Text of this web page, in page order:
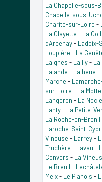
La Chapelle-sous-
Chapelle-sous-
Charité-sur-Loire -
La Clayette - La
d'Arcenay- Ladoix-
Loupière - La
Laignes - Lailly-
Lalande - Lalheue -
Marche -
sur-Loire - La
Langeron - La
Lanty- La Petite-
La Roche-en-Brenil
Laroche-Saint-
Vineuse - Larrey-
Truchère - Lavau -
Convers - La
Le Breuil -
Meix- Le Planois -